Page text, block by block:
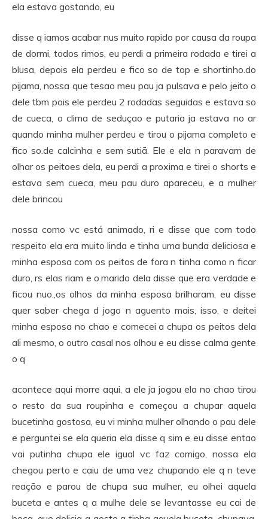
ela estava gostando, eu
disse q iamos acabar nus muito rapido por causa da roupa
de dormi, todos rimos, eu perdi a primeira rodada e tirei a
blusa, depois ela perdeu e fico so de top e shortinho.do
pijama, nossa que tesao meu pau ja pulsava e pelo jeito o
dele tbm pois ele perdeu 2 rodadas seguidas e estava so
de cueca, o clima de seduçao e putaria ja estava no ar
quando minha mulher perdeu e tirou o pijama completo e
fico so.de calcinha e sem sutiã. Ele e ela n paravam de
olhar os peitoes dela, eu perdi a proxima e tirei o shorts e
estava sem cueca, meu pau duro apareceu, e a mulher
dele brincou
nossa como vc está animado, ri e disse que com todo
respeito ela era muito linda e tinha uma bunda deliciosa e
minha esposa com os peitos de fora n tinha como n ficar
duro, rs elas riam e o.marido dela disse que era verdade e
ficou nuo.,os olhos da minha esposa brilharam, eu disse
quer saber chega d jogo n aguento mais, isso, e deitei
minha esposa no chao e comecei a chupa os peitos dela
ali mesmo, o outro casal nos olhou e eu disse calma gente
o q
acontece aqui morre aqui, a ele ja jogou ela no chao tirou
o resto da sua roupinha e começou a chupar aquela
bucetinha gostosa, eu vi minha mulher olhando o pau dele
e perguntei se ela queria ela disse q sim e eu disse entao
vai putinha chupa ele igual vc faz comigo, nossa ela
chegou perto e caiu de uma vez chupando ele q n teve
reação e parou de chupa sua mulher, eu olhei aquela
buceta e antes q a mulhe dele se levantasse eu cai de